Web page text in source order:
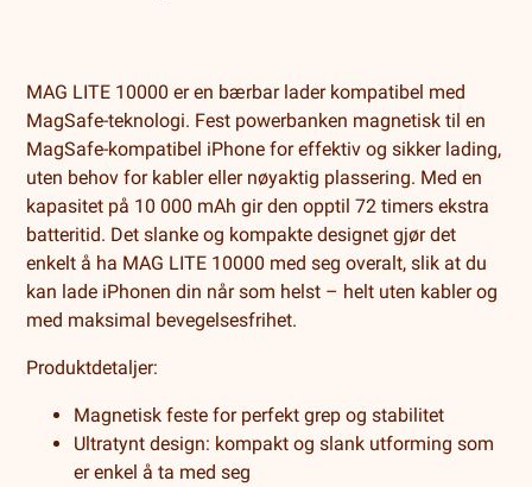
MAG LITE 10000 er en bærbar lader kompatibel med
MagSafe-teknologi. Fest powerbanken magnetisk til en
MagSafe-kompatibel iPhone for effektiv og sikker lading,
uten behov for kabler eller nøyaktig plassering. Med en
kapasitet på 10 000 mAh gir den opptil 72 timers ekstra
batteritid. Det slanke og kompakte designet gjør det
enkelt å ha MAG LITE 10000 med seg overalt, slik at du
kan lade iPhonen din når som helst – helt uten kabler og
med maksimal bevegelsesfrihet.
Produktdetaljer:
Magnetisk feste for perfekt grep og stabilitet
Ultratynt design: kompakt og slank utforming som
er enkel å ta med seg